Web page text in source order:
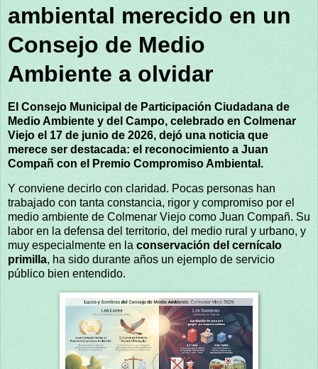
ambiental merecido en un
Consejo de Medio
Ambiente a olvidar
El Consejo Municipal de Participación Ciudadana de
Medio Ambiente y del Campo, celebrado en Colmenar
Viejo el 17 de junio de 2026, dejó una noticia que
merece ser destacada: el reconocimiento a Juan
Compañ con el Premio Compromiso Ambiental.
Y conviene decirlo con claridad. Pocas personas han
trabajado con tanta constancia, rigor y compromiso por el
medio ambiente de Colmenar Viejo como Juan Compañ. Su
labor en la defensa del territorio, del medio rural y urbano, y
muy especialmente en la conservación del cernícalo
primilla, ha sido durante años un ejemplo de servicio
público bien entendido.